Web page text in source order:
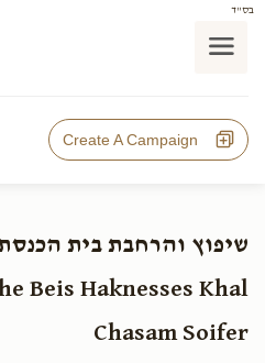
בס"ד
Create A Campaign
שיפוץ והרחבת בית
Beis Haknesses Khal
Chasam Soifer